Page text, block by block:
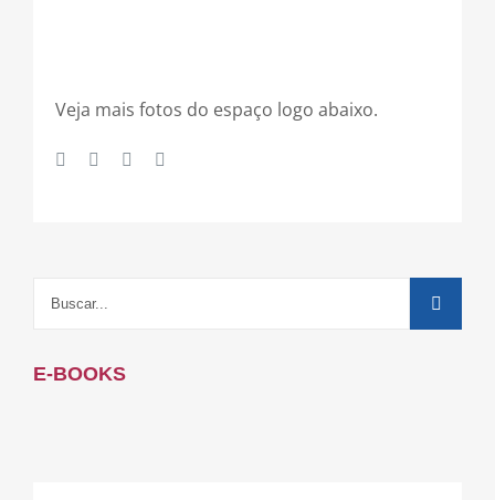
Veja mais fotos do espaço logo abaixo.
E-BOOKS